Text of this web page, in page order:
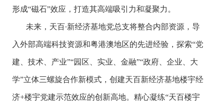
形成“磁石”效应，打造其高端吸引力和凝聚力。
未来，天百∙新经济基地党总支将整合内部资源，导
入外部高端科技资源和粤港澳地区的先进经验，探索“党
建、技术、产业”“园区、实业、金融”“政府、企业、大
学”立体三螺旋合作新模式，创建天百新经济基地楼宇经
济+楼宇党建示范效应的创新高地。精心凝练“天百楼宇